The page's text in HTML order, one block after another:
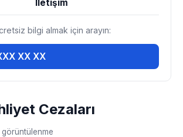
Cezaları
İletişim
bilgi almak için arayın:
XX XX